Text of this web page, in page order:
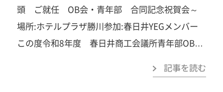
ざいました
一歩踏み出すことで、見える景
色がきっと変わります。あなたの「挑戦してみた
い」を、春日井YEGでカタチにしませんか？「自
い」「汗」「涙」「感動」…まずは見学だけでも
頭 ご就任 OB会・青年部 合同記念祝賀会～
場所:ホテルプラザ勝川参加:春日井YEGメンバー
この度令和8年度 春日井商工会議所青年部OB会
見副会頭 ご就任 OB会・青年部 合同記念祝
記事を読む